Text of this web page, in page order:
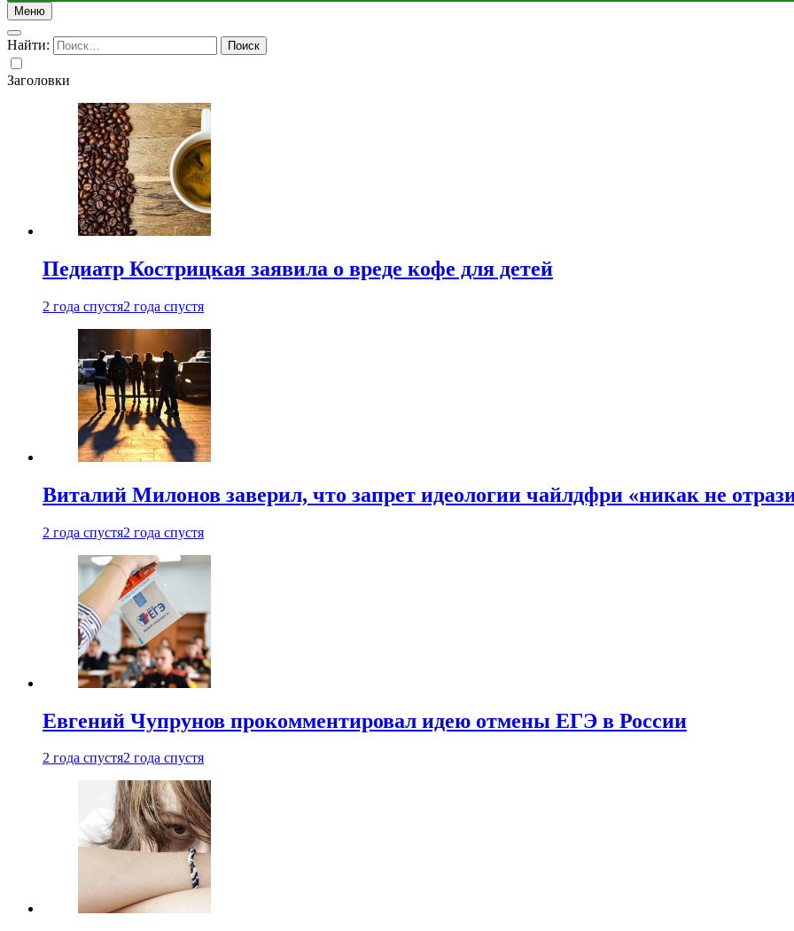
Меню
Найти:
Заголовки
Педиатр Кострицкая заявила о вреде кофе для детей
2 года спустя2 года спустя
Виталий Милонов заверил, что запрет идеологии чайлдфри «никак не
2 года спустя2 года спустя
Евгений Чупрунов прокомментировал идею отмены ЕГЭ в России
2 года спустя2 года спустя